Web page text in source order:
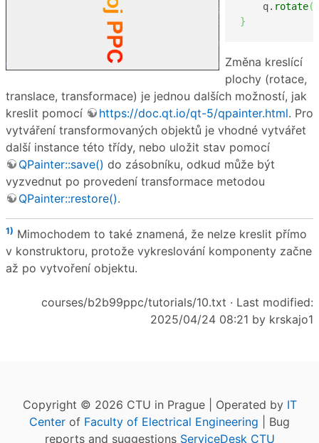
    q.
rotate(
}
Změna kreslící
plochy (rotace,
translace, transformace) je jednou dalších možností, jak
kreslit pomocí
https://doc.qt.io/qt-5/qpainter.html. Pro
vytváření transformovaných objektů je vhodné vytvářet
další instance této třídy, nebo uložit stav pomocí
QPainter::save() do zásobníku, odkud může být
vyzvednut po provedení transformace metodou
QPainter::restore().
1) Mimochodem to také znamená, že nelze kreslit přímo
v konstruktoru, protože vykreslování komponenty začne
až po vytvoření objektu.
courses/b2b99ppc/tutorials/10.txt · Last modified:
2025/04/24 08:21 by krskajo1
Copyright © 2026 CTU in Prague | Operated by IT
Center of Faculty of Electrical Engineering | Bug
reports and suggestions ServiceDesk CTU